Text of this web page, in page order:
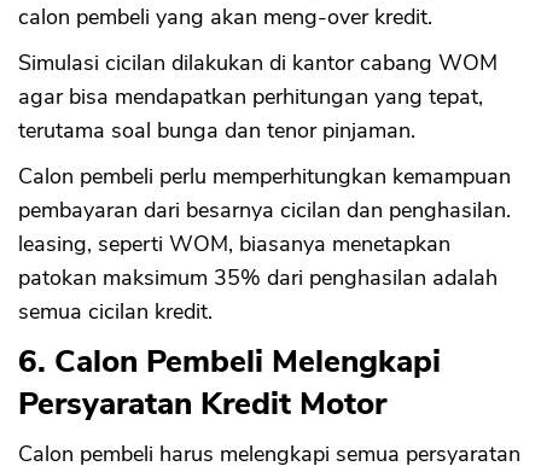
calon pembeli yang akan meng-over kredit.
Simulasi cicilan dilakukan di kantor cabang WOM
agar bisa mendapatkan perhitungan yang tepat,
terutama soal bunga dan tenor pinjaman.
Calon pembeli perlu memperhitungkan kemampuan
pembayaran dari besarnya cicilan dan penghasilan.
leasing, seperti WOM, biasanya menetapkan
patokan maksimum 35% dari penghasilan adalah
semua cicilan kredit.
6. Calon Pembeli Melengkapi
Persyaratan Kredit Motor
Calon pembeli harus melengkapi semua persyaratan